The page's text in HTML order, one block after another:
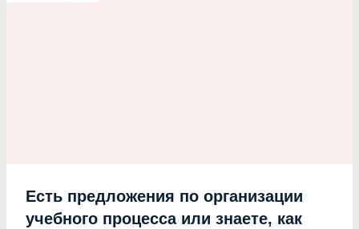
Есть предложения по организации
учебного процесса или знаете, как